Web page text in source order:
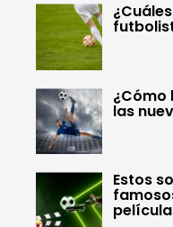
¿Cómo
las
Estos